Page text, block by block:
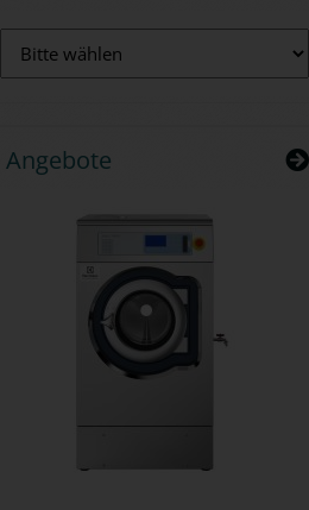
Angebote